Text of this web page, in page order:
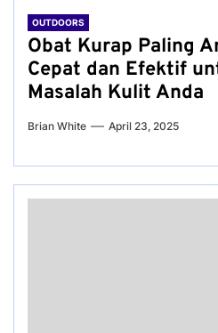
OUTDOORS
Obat Kurap Paling
Cepat dan Efektif
Masalah Kulit Anda
Brian White April 23, 2025